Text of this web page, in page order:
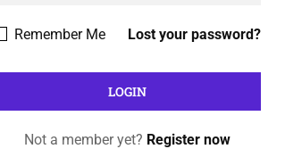
Lost your password?
Remember Me
Not a member yet? Register now